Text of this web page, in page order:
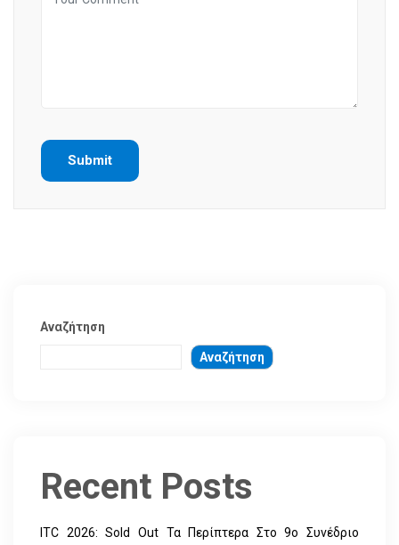
Αναζήτηση
Αναζήτηση
Recent Posts
ITC 2026: Sold Out Τα Περίπτερα Στο 9ο Συνέδριο